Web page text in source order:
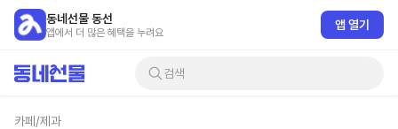
동네선물 동선
앱에서 더 많은 혜택을 누려요
앱 열기
검색
카페/제과